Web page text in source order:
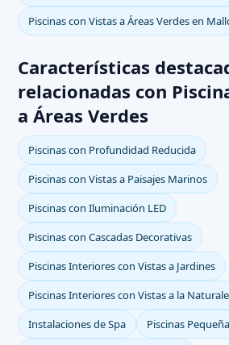
Piscinas con Vistas a Áreas Verdes en
Características
relacionadas con
a Áreas Verdes
Piscinas con Profundidad Reducida
Piscinas con Vistas a Paisajes Marinos
Piscinas con Iluminación LED
Piscinas con Cascadas Decorativas
Piscinas Interiores con Vistas a Jardines
Piscinas Interiores con Vistas a la
Instalaciones de Spa
Piscinas